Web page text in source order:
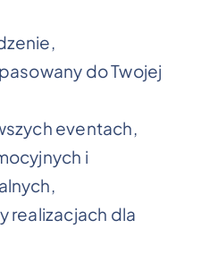
do Twojej
eventach,
i
realizacjach dla